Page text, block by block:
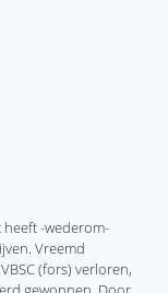
-wederom-
Vreemd
(fors) verloren,